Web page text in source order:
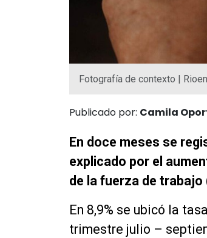
Fotografía de contexto |
Publicado por: Camila
En doce meses se
explicado por el
de la fuerza de trabajo
En 8,9% se ubicó la
trimestre julio –